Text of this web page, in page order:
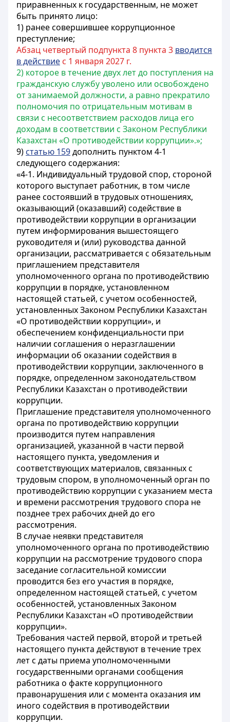
приравненных к государственным, не может
быть принято лицо:
1) ранее совершившее коррупционное
преступление;
Абзац четвертый подпункта 8 пункта 3 вводится
в действие с 1 января 2027 г.
2) которое в течение двух лет до поступления на
гражданскую службу уволено или освобождено
от занимаемой должности, а равно прекратило
полномочия по отрицательным мотивам в
связи с несоответствием расходов лица его
доходам в соответствии с Законом Республики
Казахстан «О противодействии коррупции».»;
9) статью 159дополнить пунктом 4-1
следующего содержания:
«4-1. Индивидуальный трудовой спор, стороной
которого выступает работник, в том числе
ранее состоявший в трудовых отношениях,
оказывающий (оказавший) содействие в
противодействии коррупции в организации
путем информирования вышестоящего
руководителя и (или) руководства данной
организации, рассматривается с обязательным
приглашением представителя
уполномоченного органа по противодействию
коррупции в порядке, установленном
настоящей статьей, с учетом особенностей,
установленных Законом Республики Казахстан
«О противодействии коррупции», и
обеспечением конфиденциальности при
наличии соглашения о неразглашении
информации об оказании содействия в
противодействии коррупции, заключенного в
порядке, определенном законодательством
Республики Казахстан о противодействии
коррупции.
Приглашение представителя уполномоченного
органа по противодействию коррупции
производится путем направления
организацией, указанной в части первой
настоящего пункта, уведомления и
соответствующих материалов, связанных с
трудовым спором, в уполномоченный орган по
противодействию коррупции с указанием места
и времени рассмотрения трудового спора не
позднее трех рабочих дней до его
рассмотрения.
В случае неявки представителя
уполномоченного органа по противодействию
коррупции на рассмотрение трудового спора
заседание согласительной комиссии
проводится без его участия в порядке,
определенном настоящей статьей, с учетом
особенностей, установленных Законом
Республики Казахстан «О противодействии
коррупции».
Требования частей первой, второй и третьей
настоящего пункта действуют в течение трех
лет с даты приема уполномоченными
государственными органами сообщения
работника о факте коррупционного
правонарушения или с момента оказания им
иного содействия в противодействии
коррупции.